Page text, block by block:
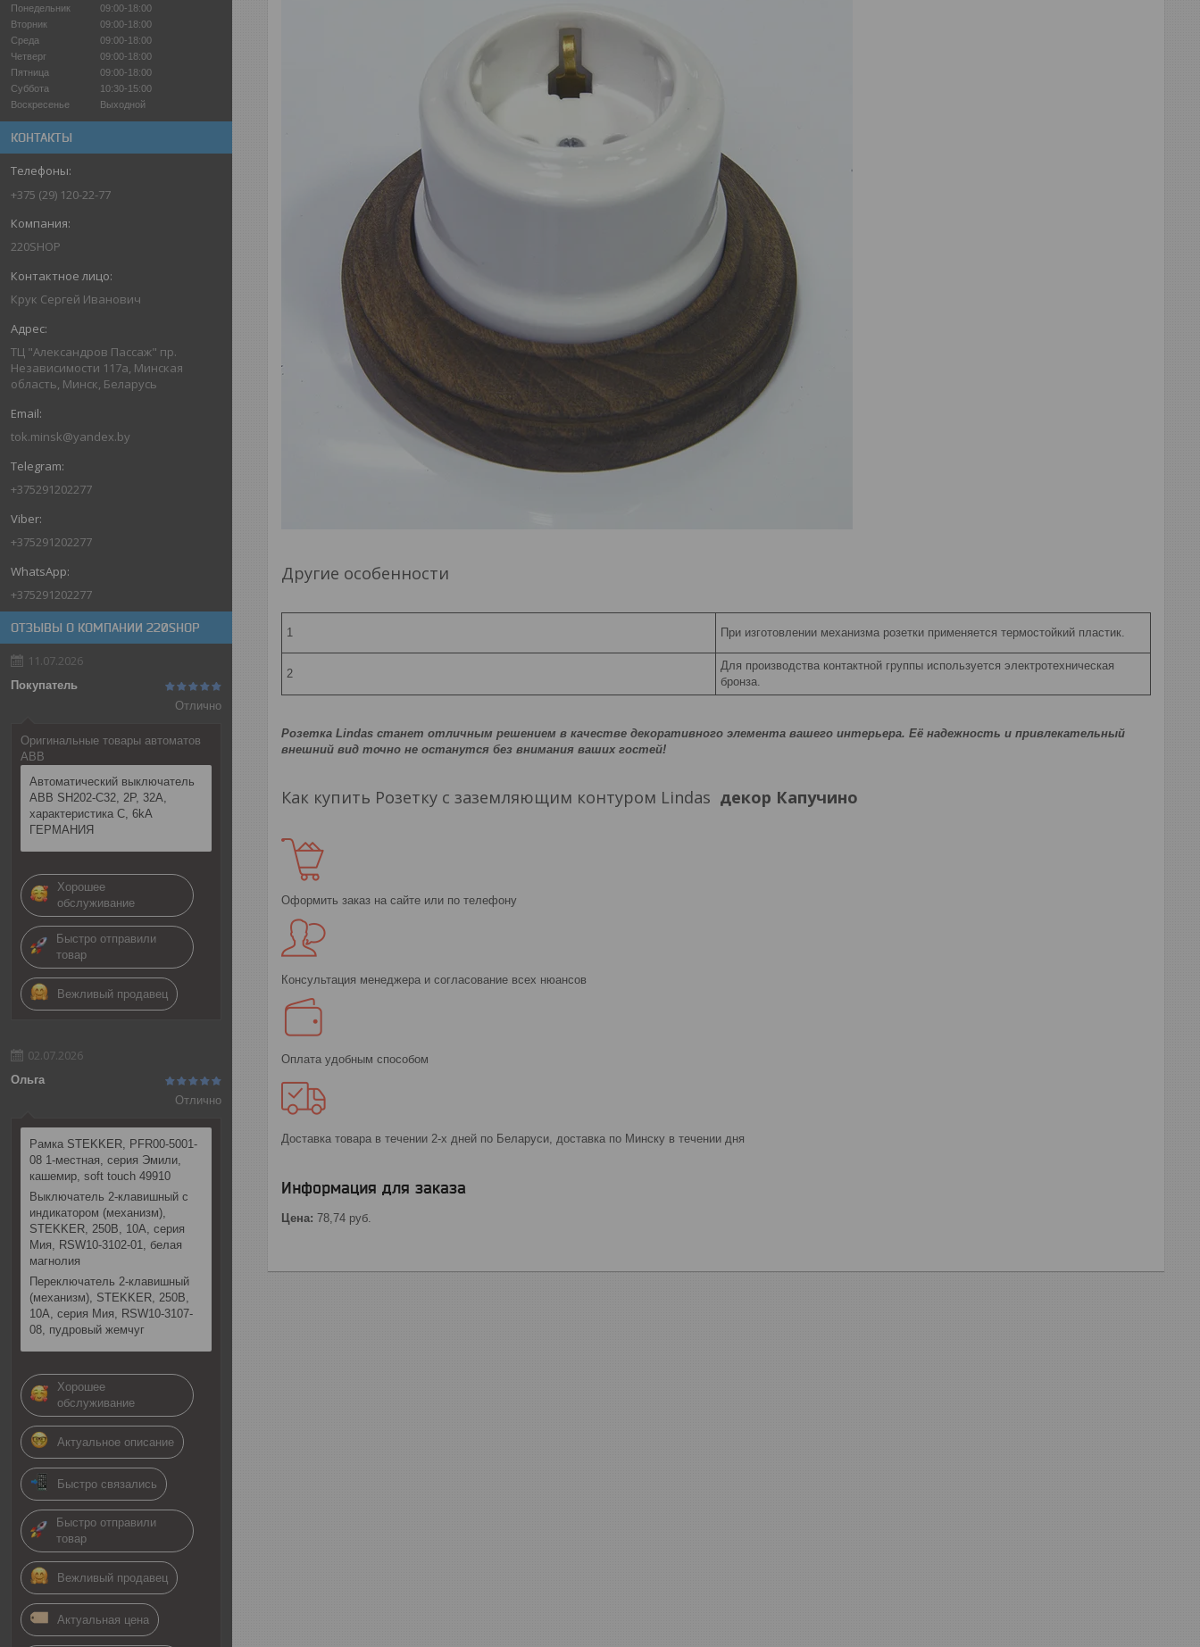
Понедельник
09:00-18:00
Вторник
09:00-18:00
Среда
09:00-18:00
Четверг
09:00-18:00
Пятница
09:00-18:00
Суббота
10:30-15:00
Воскресенье
Выходной
КОНТАКТЫ
+375 (29) 120-22-77
220SHOP
Крук Сергей Иванович
ТЦ "Александров Пассаж" пр.
Независимости 117а, Минская
область, Минск, Беларусь
tok.minsk@yandex.by
+375291202277
+375291202277
+375291202277
ОТЗЫВЫ О КОМПАНИИ 220SHOP
11.07.2026
Покупатель
Отлично
Оригинальные товары автоматов
ABB
Автоматический выключатель
ABB SH202-C32, 2P, 32А,
характеристика C, 6kA
ГЕРМАНИЯ
Хорошее
обслуживание
Быстро отправили
товар
Вежливый продавец
02.07.2026
Ольга
Отлично
Рамка STEKKER, PFR00-5001-
08 1-местная, серия Эмили,
кашемир, soft touch 49910
Выключатель 2-клавишный c
индикатором (механизм),
STEKKER, 250В, 10А, серия
Мия, RSW10-3102-01, белая
магнолия
Переключатель 2-клавишный
(механизм), STEKKER, 250В,
10А, серия Мия, RSW10-3107-
08, пудровый жемчуг
Хорошее
обслуживание
Актуальное описание
Быстро связались
Быстро отправили
товар
Вежливый продавец
Актуальная цена
Другие особенности
1 При изготовлении механизма розетки применяется термостойкий пластик.
2
Для производства контактной группы используется электротехническая
бронза.
Розетка Lindas станет отличным решением в качестве декоративного элемента вашего интерьера. Её надежность и привлекательный
внешний вид точно не останутся без внимания ваших гостей!
Как купить Розетку с заземляющим контуром Lindas декор Капучино
Оформить заказ на сайте или по телефону
Консультация менеджера и согласование всех нюансов
Оплата удобным способом
Доставка товара в течении 2-х дней по Беларуси, доставка по Минску в течении дня
Информация для заказа
Цена: 78,74 руб.